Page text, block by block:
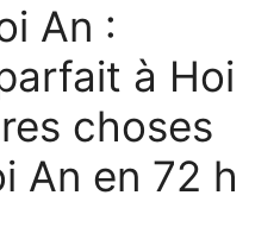
An :
à Hoi
choses
An en 72 h